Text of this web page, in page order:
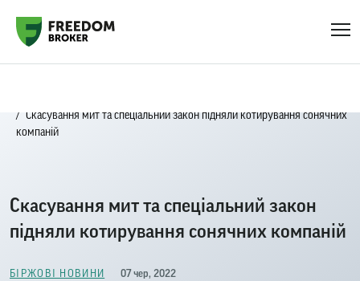
Скасування мит та спеціальний закон підняли котирування сонячних
компаній
Скасування мит та спеціальний закон
підняли котирування сонячних компаній
БІРЖОВІ НОВИНИ 07 чер, 2022